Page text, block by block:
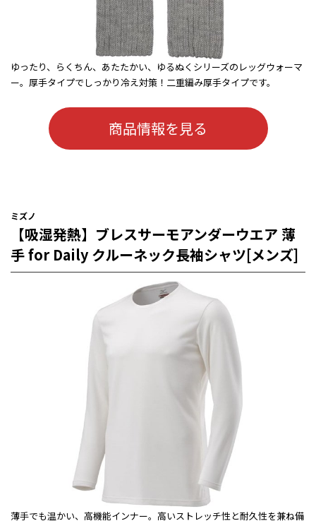
ゆったり、らくちん、あたたかい、ゆるぬくシリーズのレッグウォーマ
ー。厚手タイプでしっかり冷え対策！二重編み厚手タイプです。
商品情報を見る
ミズノ
【吸湿発熱】ブレスサーモアンダーウエア 薄
手 for Daily クルーネック長袖シャツ[メンズ]
薄手でも温かい、高機能インナー。高いストレッチ性と耐久性を兼ね備